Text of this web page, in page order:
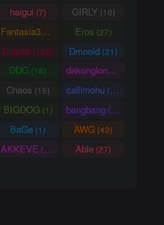
haigui (7) GIRLY (10)
Fantasia3DArt (55)Eros (27)
Dnaddr (162) Dmoold (21)
DDG (16) dakonglong(20)
Chaos (15) callimohu (57)
BIGDOG (1) bangbang (22)
BaGe (1) AWG (43)
AKKEVE (114) Able (27)